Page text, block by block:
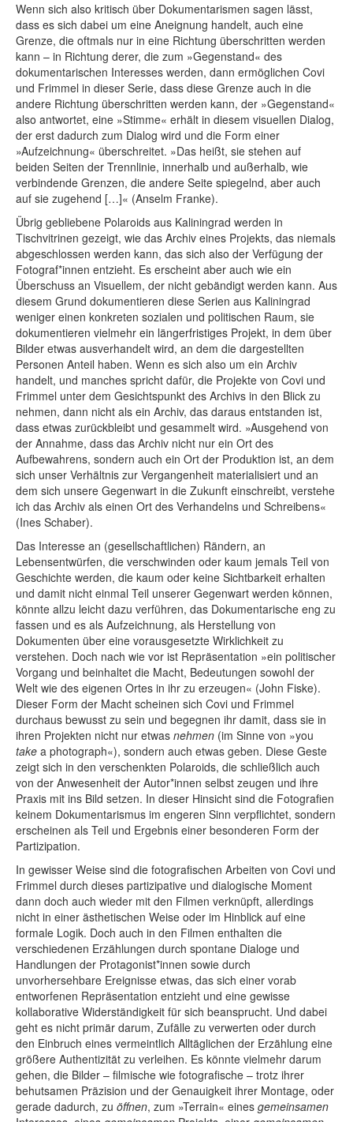
Wenn sich also kritisch über Dokumentarismen sagen lässt,
dass es sich dabei um eine Aneignung handelt, auch eine
Grenze, die oftmals nur in eine Richtung überschritten werden
kann – in Richtung derer, die zum »Gegenstand« des
dokumentarischen Interesses werden, dann ermöglichen Covi
und Frimmel in dieser Serie, dass diese Grenze auch in die
andere Richtung überschritten werden kann, der »Gegenstand«
also antwortet, eine »Stimme« erhält in diesem visuellen Dialog,
der erst dadurch zum Dialog wird und die Form einer
»Aufzeichnung« überschreitet. »Das heißt, sie stehen auf
beiden Seiten der Trennlinie, innerhalb und außerhalb, wie
verbindende Grenzen, die andere Seite spiegelnd, aber auch
auf sie zugehend […]« (Anselm Franke).
Übrig gebliebene Polaroids aus Kaliningrad werden in
Tischvitrinen gezeigt, wie das Archiv eines Projekts, das niemals
abgeschlossen werden kann, das sich also der Verfügung der
Fotograf*innen entzieht. Es erscheint aber auch wie ein
Überschuss an Visuellem, der nicht gebändigt werden kann. Aus
diesem Grund dokumentieren diese Serien aus Kaliningrad
weniger einen konkreten sozialen und politischen Raum, sie
dokumentieren vielmehr ein längerfristiges Projekt, in dem über
Bilder etwas ausverhandelt wird, an dem die dargestellten
Personen Anteil haben. Wenn es sich also um ein Archiv
handelt, und manches spricht dafür, die Projekte von Covi und
Frimmel unter dem Gesichtspunkt des Archivs in den Blick zu
nehmen, dann nicht als ein Archiv, das daraus entstanden ist,
dass etwas zurückbleibt und gesammelt wird. »Ausgehend von
der Annahme, dass das Archiv nicht nur ein Ort des
Aufbewahrens, sondern auch ein Ort der Produktion ist, an dem
sich unser Verhältnis zur Vergangenheit materialisiert und an
dem sich unsere Gegenwart in die Zukunft einschreibt, verstehe
ich das Archiv als einen Ort des Verhandelns und Schreibens«
(Ines Schaber).
Das Interesse an (gesellschaftlichen) Rändern, an
Lebensentwür­fen, die verschwinden oder kaum jemals Teil von
Geschichte werden, die kaum oder keine Sichtbarkeit erhalten
und damit nicht einmal Teil unserer Gegenwart werden können,
könnte allzu leicht dazu verführen, das Dokumentarische eng zu
fassen und es als Aufzeichnung, als Herstellung von
Dokumenten über eine vorausgesetzte Wirklichkeit zu
verstehen. Doch nach wie vor ist Repräsentation »ein politischer
Vorgang und beinhaltet die Macht, Bedeutungen sowohl der
Welt wie des eigenen Ortes in ihr zu erzeugen« (John Fiske).
Dieser Form der Macht scheinen sich Covi und Frimmel
durchaus bewusst zu sein und begegnen ihr damit, dass sie in
ihren Projekten nicht nur etwas nehmen (im Sinne von »you
take a photograph«), sondern auch etwas geben. Diese Geste
zeigt sich in den verschenkten Polaroids, die schließlich auch
von der Anwesenheit der Autor*innen selbst zeugen und ihre
Praxis mit ins Bild setzen. In dieser Hinsicht sind die Fotografien
keinem Dokumentarismus im engeren Sinn verpflichtet, sondern
erscheinen als Teil und Ergebnis einer besonderen Form der
Partizipation.
In gewisser Weise sind die fotografischen Arbeiten von Covi und
Frimmel durch dieses partizipative und dialogische Moment
dann doch auch wieder mit den Filmen verknüpft, allerdings
nicht in einer ästhetischen Weise oder im Hinblick auf eine
formale Logik. Doch auch in den Filmen enthalten die
verschiedenen Erzählungen durch spontane Dialoge und
Handlungen der Protagonist*innen sowie durch
unvorhersehbare Ereignisse etwas, das sich einer vorab
entworfenen Repräsentation entzieht und eine gewisse
kollaborative Widerständigkeit für sich beansprucht. Und dabei
geht es nicht primär darum, Zufälle zu verwerten oder durch
den Einbruch eines vermeintlich Alltäglichen der Erzählung eine
größere Authentizität zu verleihen. Es könnte vielmehr darum
gehen, die Bilder – filmische wie fotografische – trotz ihrer
behutsamen Präzision und der Genauigkeit ihrer Montage, oder
gerade dadurch, zu öffnen, zum »Terrain« eines gemeinsamen